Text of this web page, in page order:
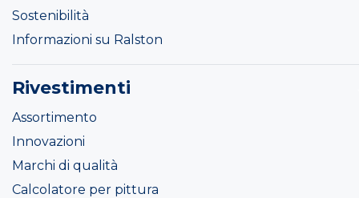
Sostenibilità
Informazioni su Ralston
Rivestimenti
Assortimento
Innovazioni
Marchi di qualità
Calcolatore per pittura